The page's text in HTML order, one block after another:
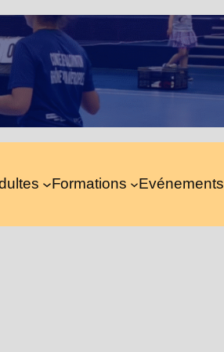
Formations Evénements